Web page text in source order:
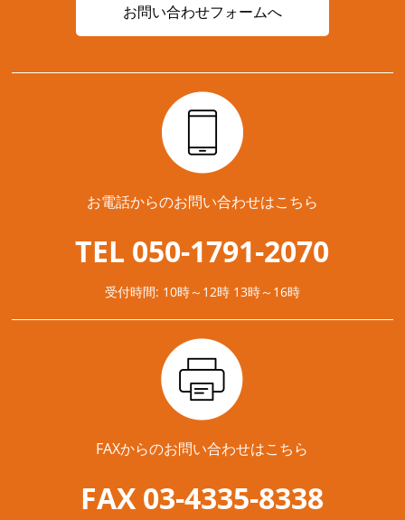
お問い合わせフォームへ
お電話からのお問い合わせはこちら
TEL 050-1791-2070
受付時間: 10時～12時 13時～16時
FAXからのお問い合わせはこちら
FAX 03-4335-8338